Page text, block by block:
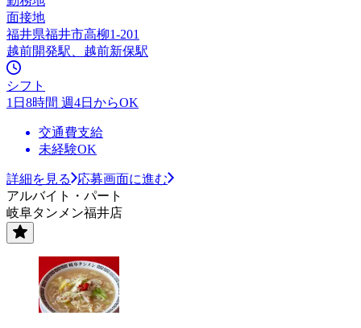
面接地
福井県福井市高柳1-201
越前開発駅、越前新保駅
シフト
1日8時間 週4日からOK
交通費支給
未経験OK
詳細を見る
応募画面に進む
アルバイト・パート
岐阜タンメン福井店